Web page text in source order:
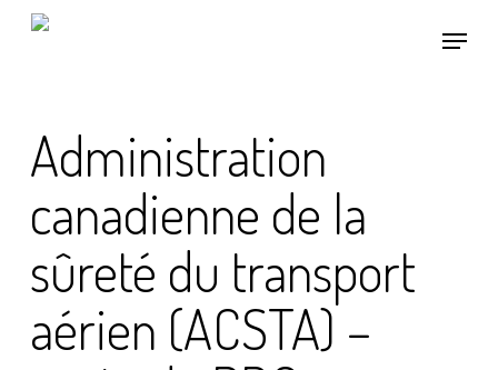
Skip
Menu
Administration
canadienne de la
sûreté du transport
aérien (ACSTA) –